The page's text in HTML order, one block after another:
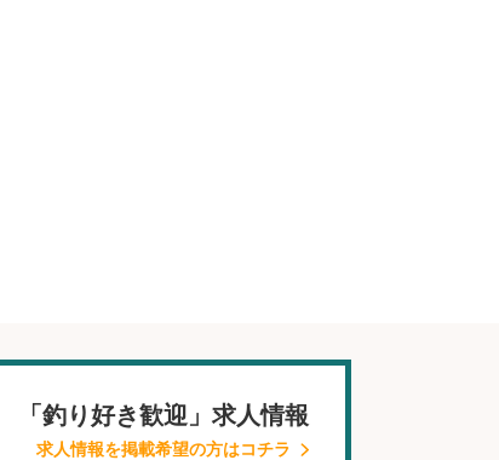
「釣り好き歓迎」求人情報
求人情報を掲載希望の方はコチラ